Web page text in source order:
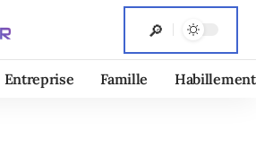
Entreprise Famille Habillement